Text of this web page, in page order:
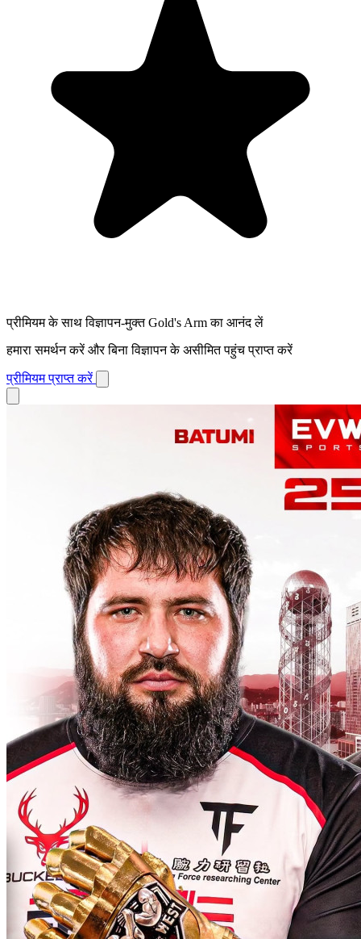
प्रीमियम के साथ विज्ञापन-मुक्त Gold's Arm का आनंद लें
हमारा समर्थन करें और बिना विज्ञापन के असीमित पहुंच प्राप्त करें
प्रीमियम प्राप्त करें